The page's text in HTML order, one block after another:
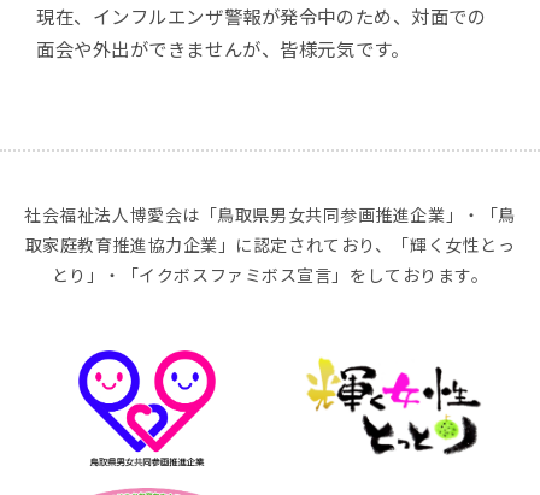
現在、インフルエンザ警報が発令中のため、対面での
面会や外出ができませんが、皆様元気です。
社会福祉法人博愛会は「鳥取県男女共同参画推進企業」・「鳥
取家庭教育推進協力企業」に認定されており、「輝く女性とっ
とり」・「イクボスファミボス宣言」をしております。